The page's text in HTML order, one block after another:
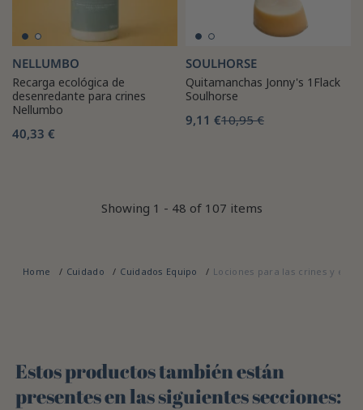
NELLUMBO
Recarga ecológica de
desenredante para crines
Nellumbo
40,33 €
SOULHORSE
Quitamanchas Jonny's 1Flack
Soulhorse
9,11 €10,95 €
Showing 1 - 48 of 107 items
Home Cuidado Cuidados Equipo Lociones para las crines y el
Estos productos también están
presentes en las siguientes secciones: